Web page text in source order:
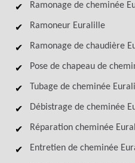
Ramonage de cheminée
Ramoneur Euralille
Ramonage de chaudière
Pose de chapeau de
Tubage de cheminée
Débistrage de cheminée
Réparation cheminée
Entretien de cheminée